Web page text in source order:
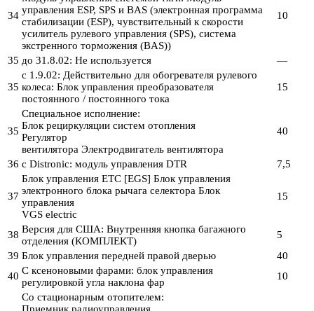
34 управления ESP, SPS и BAS (электронная программа
стабилизации (ESP), чувствительный к скорости
усилитель рулевого управления (SPS), система
экстренного торможения (BAS))
10
35 до 31.8.02: Не используется —
35
с 1.9.02: Действительно для обогревателя рулевого
колеса: Блок управления преобразователя
постоянного / постоянного тока
15
35
Специальное исполнение:
Блок рециркуляции систем отопления
Регулятор
вентилятора Электродвигатель вентилятора
40
36 с Distronic: модуль управления DTR 7,5
37
Блок управления ETC [EGS] Блок управления
электронного блока рычага селектора Блок
управления
VGS electric
15
38 Версия для США: Внутренняя кнопка багажного
отделения (КОМПЛЕКТ)
5
39 Блок управления передней правой дверью
40
40 С ксеноновыми фарами: блок управления
регулировкой угла наклона фар
10
Со стационарным отопителем:
Приемник радиоуправления